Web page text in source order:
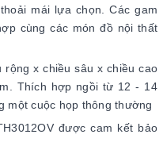
mái lựa chọn. Các gam
cùng các món đồ nội thất
x chiều sâu x chiều cao
Thích hợp ngồi từ 12 - 14
một cuộc họp thông thường
được cam kết bảo